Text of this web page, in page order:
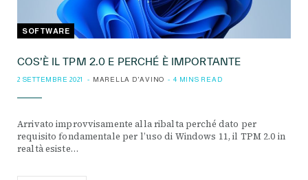
SOFTWARE
COS’È IL TPM 2.0 E PERCHÉ È IMPORTANTE
2 SETTEMBRE 2021 MARELLA D'AVINO 4 MINS READ
Arrivato improvvisamente alla ribalta perché dato per
requisito fondamentale per l’uso di Windows 11, il TPM 2.0 in
realtà esiste…